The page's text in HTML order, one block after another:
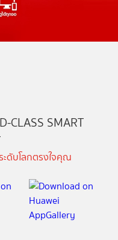
CLASS SMART
ดับโลกตรงใจคุณ